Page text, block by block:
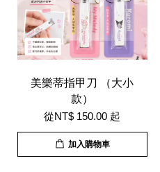
美樂蒂指甲刀 （大小
款）
從NT$ 150.00 起
加入購物車